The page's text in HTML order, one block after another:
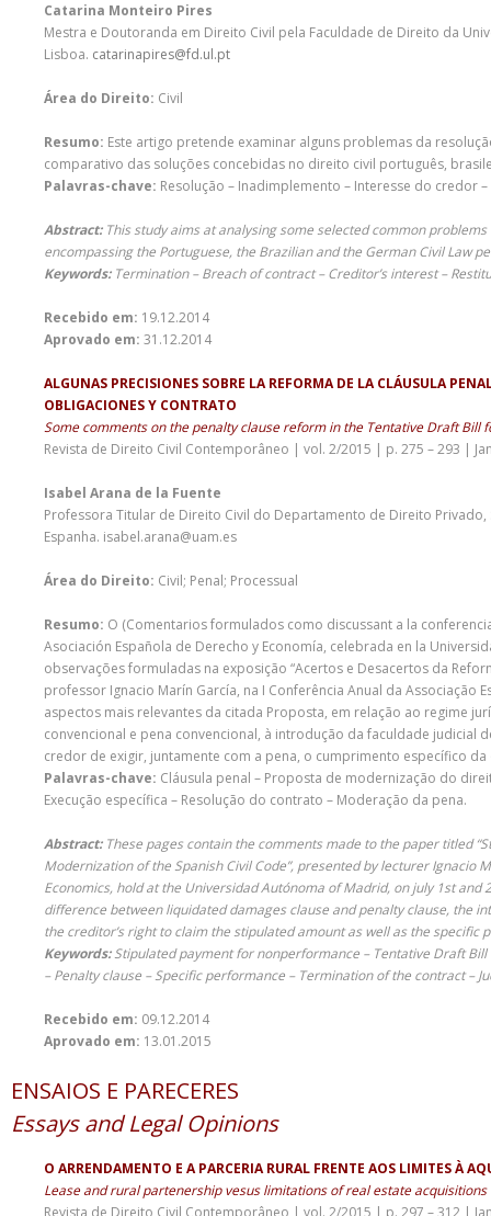
Catarina Monteiro Pires
Mestra e Doutoranda em Direito Civil pela Faculdade de Direito da
Lisboa. catarinapires@fd.ul.pt
Área do Direito: Civil
Resumo: Este artigo pretende examinar alguns problemas da
comparativo das soluções concebidas no direito civil português,
Palavras-chave: Resolução – Inadimplemento – Interesse do credor
Abstract:This study aims at analysing some selected common
encompassing the Portuguese, the Brazilian and the German Civil Law
Keywords:Termination – Breach of contract – Creditor’s interest –
Recebido em: 19.12.2014
Aprovado em: 31.12.2014
ALGUNAS PRECISIONES SOBRE LA REFORMA DE LA CLÁUSULA
OBLIGACIONES Y CONTRATO
Some comments on the penalty clause reform in the Tentative Draft Bill
Revista de Direito Civil Contemporâneo | vol. 2/2015 | p. 275 – 293 |
Isabel Arana de la Fuente
Professora Titular de Direito Civil do Departamento de Direito
Espanha. isabel.arana@uam.es
Área do Direito: Civil; Penal; Processual
Resumo: O (Comentarios formulados como discussant a la
Asociación Española de Derecho y Economía, celebrada en la
observações formuladas na exposição “Acertos e Desacertos da
professor Ignacio Marín García, na I Conferência Anual da
aspectos mais relevantes da citada Proposta, em relação ao regime
convencional e pena convencional, à introdução da faculdade
credor de exigir, juntamente com a pena, o cumprimento específico
Palavras-chave: Cláusula penal – Proposta de modernização do
Execução específica – Resolução do contrato – Moderação da pena.
Abstract:These pages contain the comments made to the paper titled
Modernization of the Spanish Civil Code”, presented by lecturer Ignacio
Economics, hold at the Universidad Autónoma of Madrid, on july 1st
difference between liquidated damages clause and penalty clause, the
the creditor’s right to claim the stipulated amount as well as the
Keywords:Stipulated payment for nonperformance – Tentative Draft
– Penalty clause – Specific performance – Termination of the contract –
Recebido em: 09.12.2014
Aprovado em: 13.01.2015
ENSAIOS E PARECERES
Essays and Legal Opinions
O ARRENDAMENTO E A PARCERIA RURAL FRENTE AOS LIMITES À
Lease and rural partenership vesus limitations of real estate